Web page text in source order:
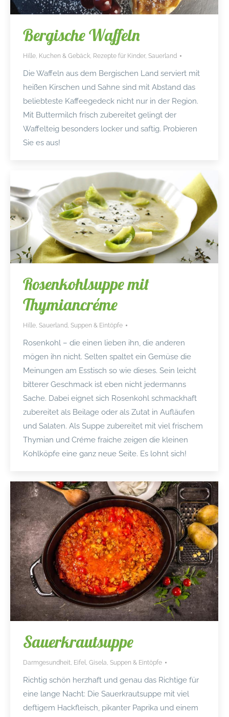
Bergische Waffeln
Hille, Kuchen & Gebäck, Rezepte für Kinder, Sauerland
Die Waffeln aus dem Bergischen Land serviert mit
heißen Kirschen und Sahne sind mit Abstand das
beliebteste Kaffeegedeck nicht nur in der Region.
Mit Buttermilch frisch zubereitet gelingt der
Waffelteig besonders locker und saftig. Probieren
Sie es aus!
Rosenkohlsuppe mit
Thymiancréme
Hille, Sauerland, Suppen & Eintöpfe
Rosenkohl – die einen lieben ihn, die anderen
mögen ihn nicht. Selten spaltet ein Gemüse die
Meinungen am Esstisch so wie dieses. Sein leicht
bitterer Geschmack ist eben nicht jedermanns
Sache. Dabei eignet sich Rosenkohl schmackhaft
zubereitet als Beilage oder als Zutat in Aufläufen
und Salaten. Als Suppe zubereitet mit viel frischem
Thymian und Créme fraiche zeigen die kleinen
Kohlköpfe eine ganz neue Seite. Es lohnt sich!
Sauerkrautsuppe
Darmgesundheit Eifel Gisela Suppen & Eintöpfe
Richtig schön herzhaft und genau das Richtige für
eine lange Nacht: Die Sauerkrautsuppe mit viel
deftigem Hackfleisch, pikanter Paprika und einem